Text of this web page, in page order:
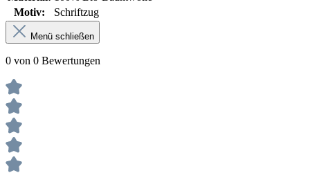
Motiv:
Schriftzug
Menü schließen
0 von 0 Bewertungen